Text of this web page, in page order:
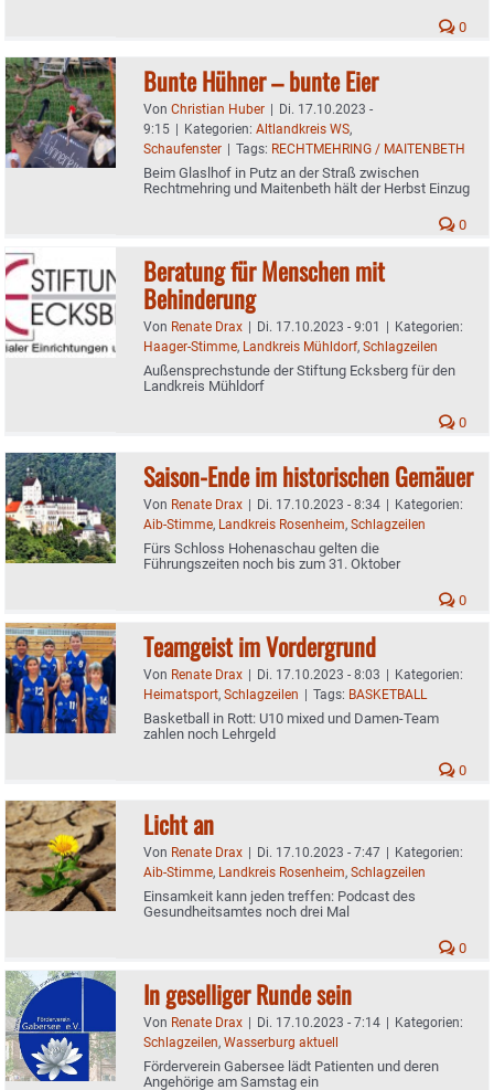
0
Bunte Hühner – bunte Eier
Von Christian Huber | Di. 17.10.2023 -
9:15 | Kategorien: Altlandkreis WS,
Schaufenster | Tags: RECHTMEHRING / MAITENBETH
Beim Glaslhof in Putz an der Straß zwischen
Rechtmehring und Maitenbeth hält der Herbst Einzug
0
Beratung für Menschen mit
Behinderung
Von Renate Drax | Di. 17.10.2023 - 9:01 | Kategorien:
Haager-Stimme, Landkreis Mühldorf, Schlagzeilen
Außensprechstunde der Stiftung Ecksberg für den
Landkreis Mühldorf
0
Saison-Ende im historischen Gemäuer
Von Renate Drax | Di. 17.10.2023 - 8:34 | Kategorien:
Aib-Stimme, Landkreis Rosenheim, Schlagzeilen
Fürs Schloss Hohenaschau gelten die
Führungszeiten noch bis zum 31. Oktober
0
Teamgeist im Vordergrund
Von Renate Drax | Di. 17.10.2023 - 8:03 | Kategorien:
Heimatsport, Schlagzeilen | Tags: BASKETBALL
Basketball in Rott: U10 mixed und Damen-Team
zahlen noch Lehrgeld
0
Licht an
Von Renate Drax | Di. 17.10.2023 - 7:47 | Kategorien:
Aib-Stimme, Landkreis Rosenheim, Schlagzeilen
Einsamkeit kann jeden treffen: Podcast des
Gesundheitsamtes noch drei Mal
0
In geselliger Runde sein
Von Renate Drax | Di. 17.10.2023 - 7:14 | Kategorien:
Schlagzeilen, Wasserburg aktuell
Förderverein Gabersee lädt Patienten und deren
Angehörige am Samstag ein